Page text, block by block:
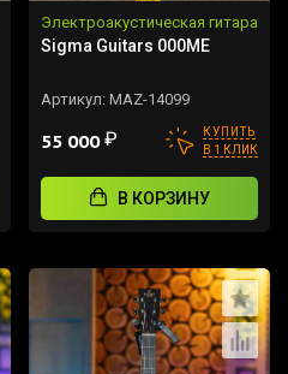
Электроакустическая гитара
Sigma Guitars 000ME
Артикул: MAZ-14099
55 000₽
КУПИТЬ
В 1 КЛИК
В КОРЗИНУ